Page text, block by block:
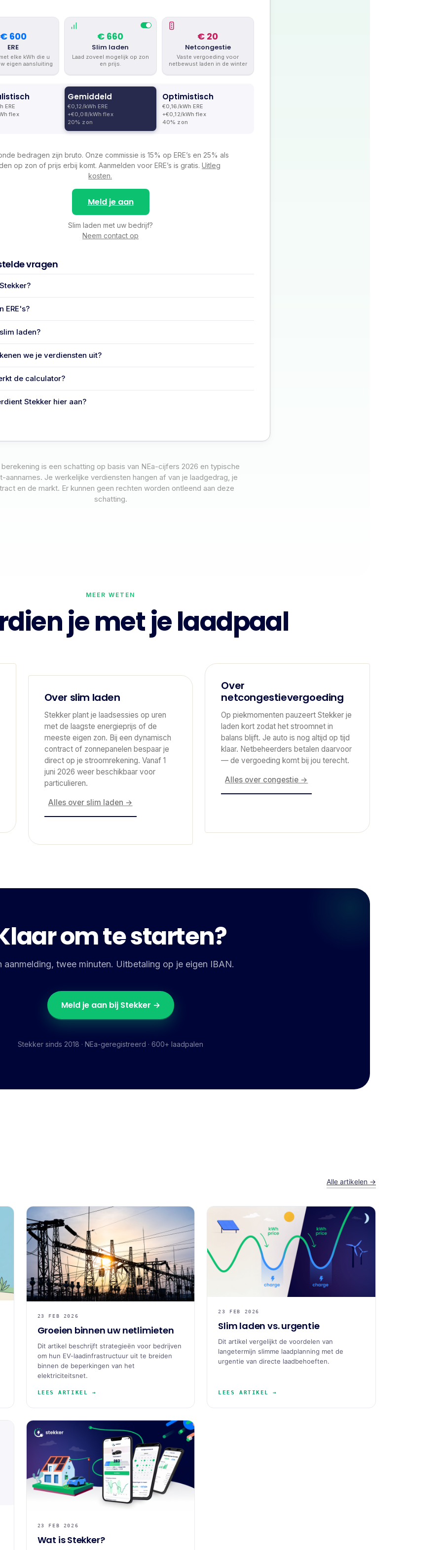
€ 600
ERE
elke kWh die u
eigen aansluiting
€ 660
Slim laden
Laad zoveel mogelijk op zon
en prijs.
€ 20
Netcongestie
Vaste vergoeding voor
netbewust laden in de winter
ERE
flex
Gemiddeld
€0,12/kWh ERE
+€0,08/kWh flex
20% zon
Optimistisch
€0,16/kWh ERE
+€0,12/kWh flex
40% zon
bedragen zijn bruto. Onze commissie is 15% op ERE’s en 25% als
op zon of prijs erbij komt. Aanmelden voor ERE’s is gratis. Uitleg
kosten.
Meld je aan
Slim laden met uw bedrijf?
Neem contact op
vragen
ERE's?
laden?
we je verdiensten uit?
de calculator?
Stekker hier aan?
is een schatting op basis van NEa-cijfers 2026 en typische
aannames. Je werkelijke verdiensten hangen af van je laadgedrag, je
en de markt. Er kunnen geen rechten worden ontleend aan deze
schatting.
MEER WETEN
je met je laadpaal
Over slim laden
Stekker plant je laadsessies op uren
met de laagste energieprijs of de
meeste eigen zon. Bij een dynamisch
contract of zonnepanelen bespaar je
direct op je stroomrekening. Vanaf 1
juni 2026 weer beschikbaar voor
particulieren.
Alles over slim laden →
Over
netcongestievergoeding
Op piekmomenten pauzeert Stekker je
laden kort zodat het stroomnet in
balans blijft. Je auto is nog altijd op tijd
klaar. Netbeheerders betalen daarvoor
— de vergoeding komt bij jou terecht.
Alles over congestie →
om te starten?
aanmelding, twee minuten. Uitbetaling op je eigen IBAN.
Meld je aan bij Stekker →
Stekker sinds 2018 · NEa-geregistreerd · 600+ laadpalen
Alle artikelen →
23 FEB 2026
Groeien binnen uw netlimieten
Dit artikel beschrijft strategieën voor bedrijven
om hun EV-laadinfrastructuur uit te breiden
binnen de beperkingen van het
elektriciteitsnet.
LEES ARTIKEL →
23 FEB 2026
Slim laden vs. urgentie
Dit artikel vergelijkt de voordelen van
langetermijn slimme laadplanning met de
urgentie van directe laadbehoeften.
LEES ARTIKEL →
23 FEB 2026
Wat is Stekker?